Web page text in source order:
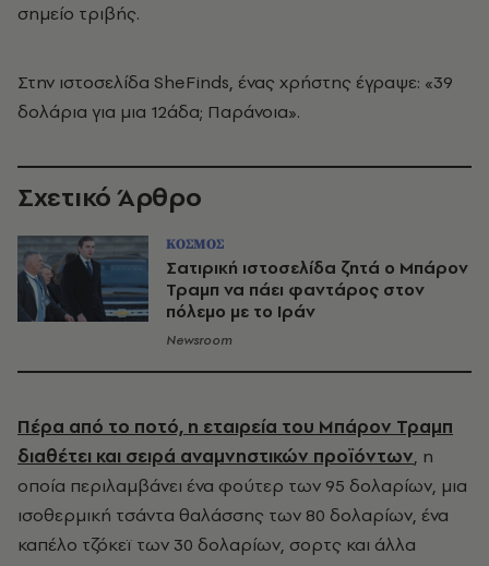
σημείο τριβής.
Στην ιστοσελίδα SheFinds, ένας χρήστης έγραψε: «39
δολάρια για μια 12άδα; Παράνοια».
Σχετικό Άρθρο
ΚΟΣΜΟΣ
Σατιρική ιστοσελίδα ζητά ο Μπάρον
Τραμπ να πάει φαντάρος στον
πόλεμο με το Ιράν
Newsroom
Πέρα από το ποτό, η εταιρεία του Μπάρον Τραμπ
διαθέτει και σειρά αναμνηστικών προϊόντων, η
οποία περιλαμβάνει ένα φούτερ των 95 δολαρίων, μια
ισοθερμική τσάντα θαλάσσης των 80 δολαρίων, ένα
καπέλο τζόκεϊ των 30 δολαρίων, σορτς και άλλα